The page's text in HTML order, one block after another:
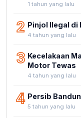
1 tahun yang lalu
2 Pinjol Ilegal di
4 tahun yang lalu
3 Kecelakaan
Motor Tewas
4 tahun yang lalu
4 Persib
5 tahun yang lalu